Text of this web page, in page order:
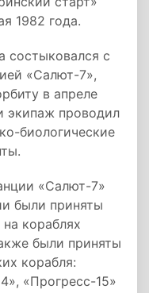
1982 года.
состыковался с
«Салют-7»,
в апреле
экипаж проводил
биологические
«Салют-7»
были приняты
кораблях
были приняты
корабля:
«Прогресс-15»